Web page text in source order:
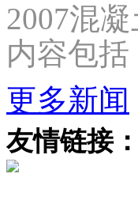
2007混
内容包括
更多新闻
友情链接：